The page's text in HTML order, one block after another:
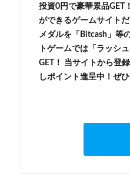
投資0円で豪華景品GET
ができるゲームサイト
メダルを「Bitcash」等
トゲームでは「ラッシ
GET！ 当サイトから登
しポイント進呈中！ぜ